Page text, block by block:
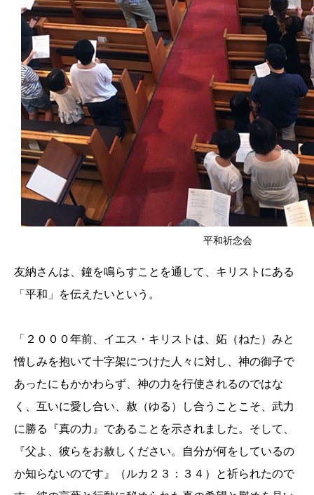
平和祈念会
友納さんは、鐘を鳴らすことを通して、キリストにある
「平和」を伝えたいという。
「２０００年前、イエス・キリストは、妬（ねた）みと
憎しみを抱いて十字架につけた人々に対し、神の御子で
あったにもかかわらず、神の力を行使されるのではな
く、互いに愛し合い、赦（ゆる）し合うことこそ、武力
に勝る『真の力』であることを示されました。そして、
『父よ、彼らをお赦しください。自分が何をしているの
か知らないのです』（ルカ２３：３４）と祈られたので